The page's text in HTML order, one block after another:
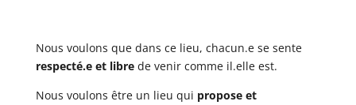
Nous voulons que dans ce lieu, chacun.e se sente
respecté.e et librede venir comme il.elle est.
Nous voulons être un lieu qui propose et